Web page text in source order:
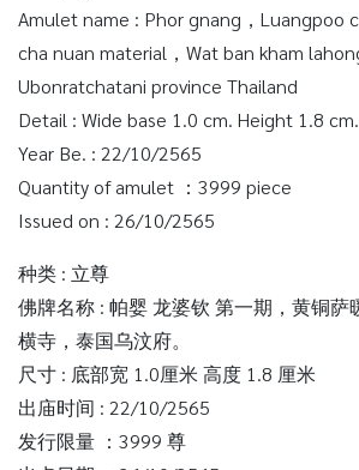
Amulet name : Phor gnang，Luangpoo
cha nuan material，Wat ban kham
Ubonratchatani province Thailand
Detail : Wide base 1.0 cm. Height 1.8 cm.
Year Be. : 22/10/2565
Quantity of amulet ：3999 piece
Issued on : 26/10/2565
种类 : 立尊
佛牌名称 : 帕婴 龙婆钦 第一期，黄铜萨
横寺，泰国乌汶府。
尺寸 : 底部宽 1.0厘米 高度 1.8 厘米
出庙时间 : 22/10/2565
发行限量 ：3999 尊